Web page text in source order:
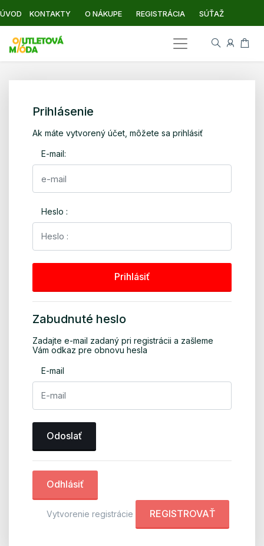
ÚVOD KONTAKTY O NÁKUPE REGISTRÁCIA SÚŤAŽ
Prihlásenie
Ak máte vytvorený účet, môžete sa prihlásiť
E-mail:
Heslo :
Prihlásiť
Zabudnuté heslo
Zadajte e-mail zadaný pri registrácii a zašleme
Vám odkaz pre obnovu hesla
E-mail
Odoslať
Odhlásiť
Vytvorenie registrácie REGISTROVAŤ